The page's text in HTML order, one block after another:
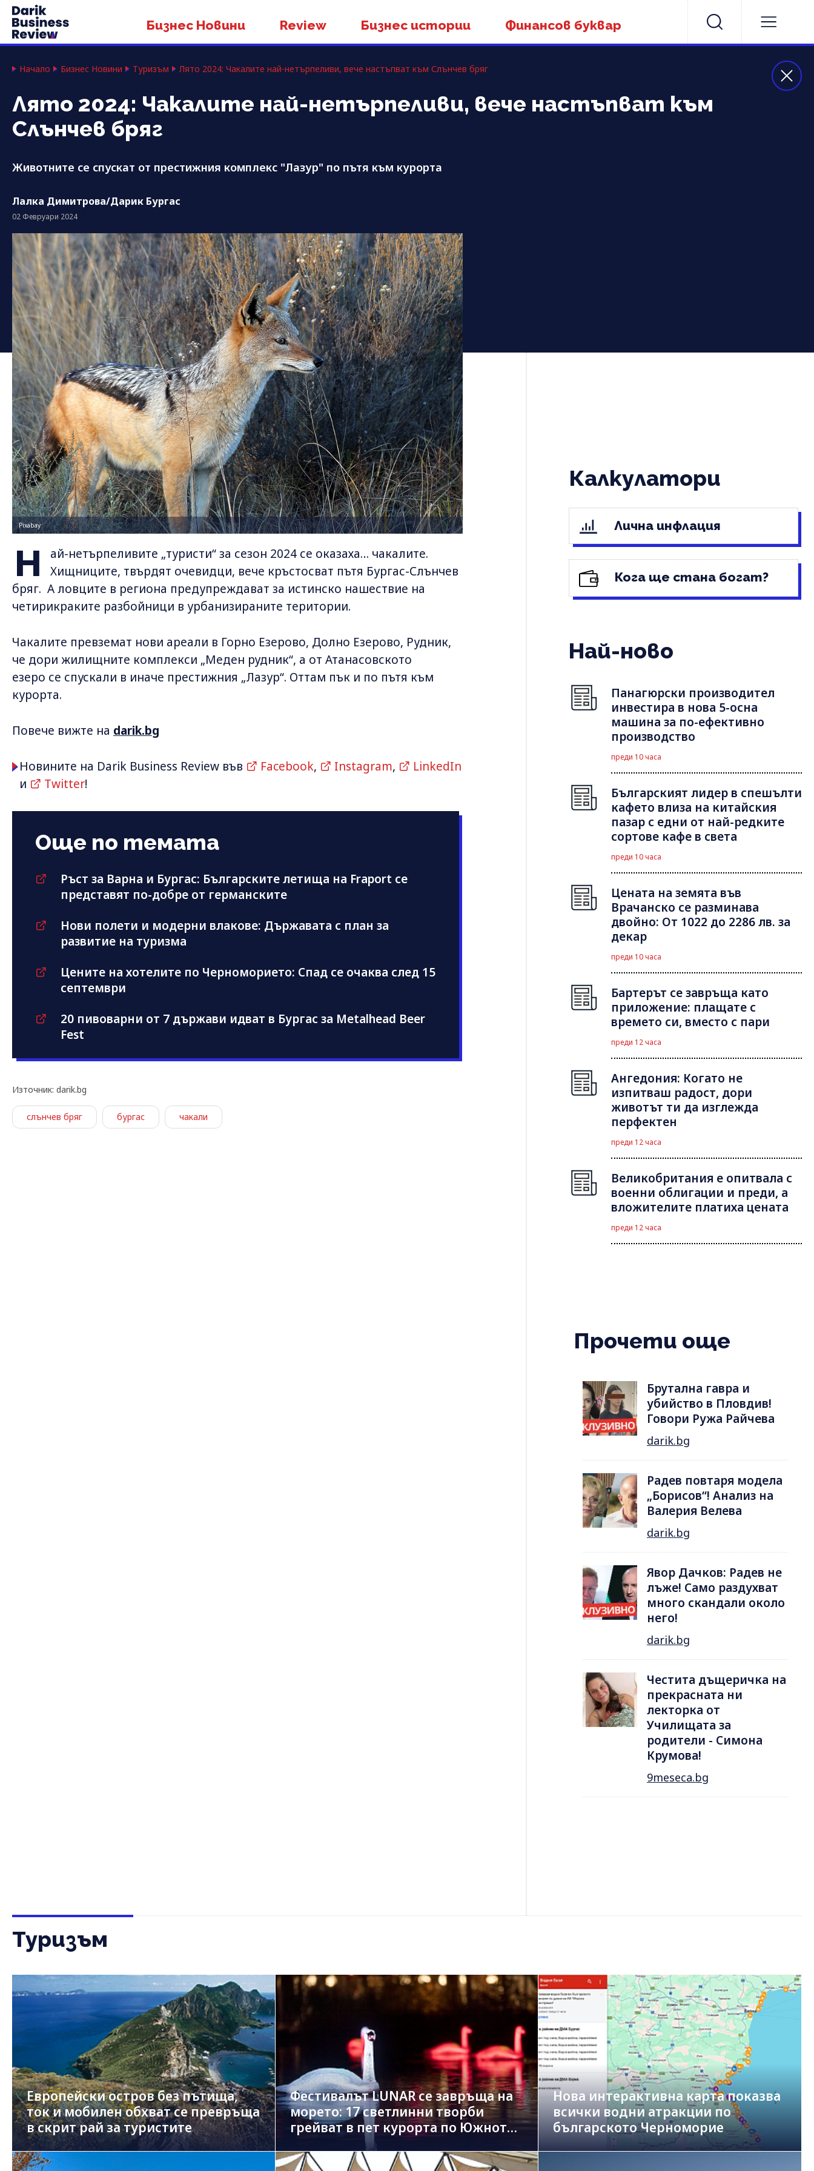
Бизнес Новини Review Бизнес истории Финансов буквар
Начало Бизнес Новини Туризъм Лято 2024: Чакалите най-нетърпеливи, вече настъпват към Слънчев бряг
Лято 2024: Чакалите най-нетърпеливи, вече настъпват към
Слънчев бряг
Животните се спускат от престижния комплекс "Лазур" по пътя към курорта
Лалка Димитрова/Дарик Бургас
02 Февруари 2024
Pixabay
Н
ай-нетърпеливите „туристи“ за сезон 2024 се оказаха… чакалите.
Хищниците, твърдят очевидци, вече кръстосват пътя Бургас-Слънчев
бряг. А ловците в региона предупреждават за истинско нашествие на
четирикраките разбойници в урбанизираните територии.
Чакалите превземат нови ареали в Горно Езерово, Долно Езерово, Рудник,
че дори жилищните комплекси „Меден рудник“, а от Атанасовското
езеро се спускали в иначе престижния „Лазур“. Оттам пък и по пътя към
курорта.
Повече вижте на darik.bg
Новините на Darik Business Review във Facebook, Instagram,
LinkedIn
и
Twitter!
Още по темата
Ръст за Варна и Бургас: Българските летища на Fraport се
представят по-добре от германските
Нови полети и модерни влакове: Държавата с план за
развитие на туризма
Цените на хотелите по Черноморието: Спад се очаква след 15
септември
20 пивоварни от 7 държави идват в Бургас за Metalhead Beer
Fest
Източник: darik.bg
слънчев бряг бургас чакали
Калкулатори
Лична инфлация
Кога ще стана богат?
Най-ново
Панагюрски производител
инвестира в нова 5-осна
машина за по-ефективно
производство
преди 10 часа
Българският лидер в спешълти
кафето влиза на китайския
пазар с едни от най-редките
сортове кафе в света
преди 10 часа
Цената на земята във
Врачанско се разминава
двойно: От 1022 до 2286 лв. за
декар
преди 10 часа
Бартерът се завръща като
приложение: плащате с
времето си, вместо с пари
преди 12 часа
Ангедония: Когато не
изпитваш радост, дори
животът ти да изглежда
перфектен
преди 12 часа
Великобритания е опитвала с
военни облигации и преди, а
вложителите платиха цената
преди 12 часа
Прочети още
Брутална гавра и
убийство в Пловдив!
Говори Ружа Райчева
darik.bg
Радев повтаря модела
„Борисов“! Анализ на
Валерия Велева
darik.bg
Явор Дачков: Радев не
лъже! Само раздухват
много скандали около
него!
darik.bg
Честита дъщеричка на
прекрасната ни
лекторка от
Училищата за
родители - Симона
Крумова!
9meseca.bg
Туризъм
Европейски остров без пътища,
ток и мобилен обхват се превръща
в скрит рай за туристите
Фестивалът LUNAR се завръща на
морето: 17 светлинни творби
грейват в пет курорта по Южното
Черноморие
Нова интерактивна карта показва
всички водни атракции по
българското Черноморие